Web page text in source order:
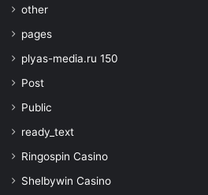
other
pages
plyas-media.ru 150
Post
Public
ready_text
Ringospin Casino
Shelbywin Casino